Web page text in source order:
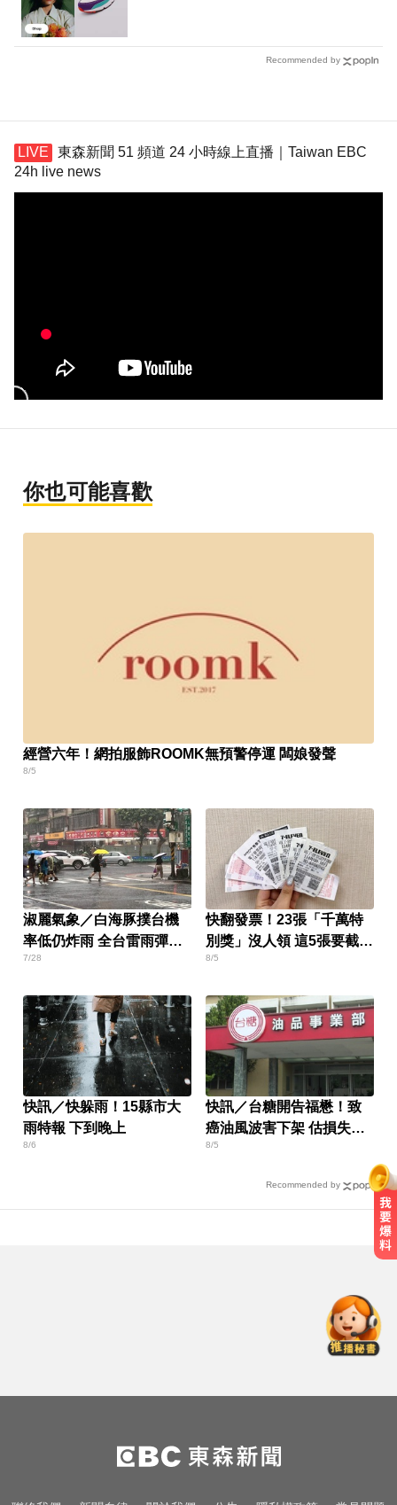
Recommended by
東森新聞 51 頻道 24 小時線上直播｜Taiwan EBC
24h live news
你也可能喜歡
經營六年！網拍服飾ROOMK無預警停運 闆娘發聲
8/5
淑麗氣象／白海豚撲台機
率低仍炸雨 全台雷雨彈下
到這天
7/28
快翻發票！23張「千萬特
別獎」沒人領 這5張要截止
兌獎了
8/5
快訊／快躲雨！15縣市大
雨特報 下到晚上
8/6
快訊／台糖開告福懋！致
癌油風波害下架 估損失
2.43億
8/5
Recommended by
4.4%突破4253美元
愛玩車／這Defender OCTA不僅猛
還很黑